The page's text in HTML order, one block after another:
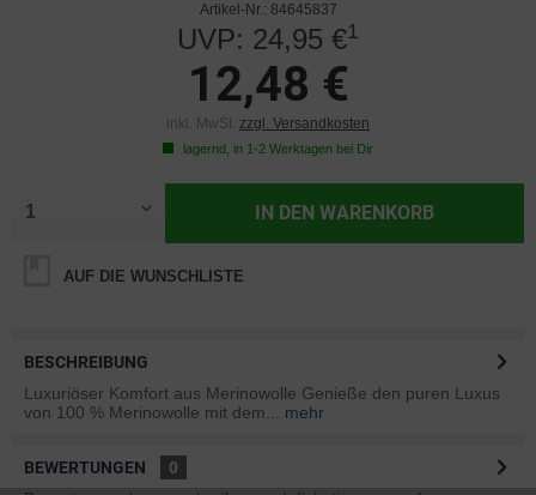
Artikel-Nr.: 84645837
UVP: 24,95 €1
12,48 €
inkl. MwSt. zzgl. Versandkosten
lagernd, in 1-2 Werktagen bei Dir
IN DEN WARENKORB
AUF DIE WUNSCHLISTE
BESCHREIBUNG
Luxuriöser Komfort aus Merinowolle Genieße den puren Luxus
von 100 % Merinowolle mit dem...
mehr
BEWERTUNGEN
0